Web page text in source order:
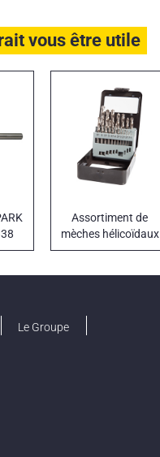
vous être utile
Assortiment de
mèches hélicoïdaux
dans une boîte en
Le Groupe